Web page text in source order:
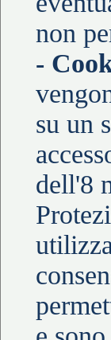
non
-
su un
dell'8